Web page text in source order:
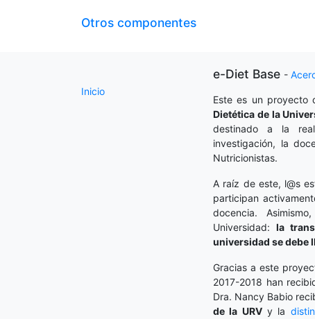
Otros componentes
Inicio
e-Diet Base -
Este es un proyecto
Dietética de la
destinado a la
investigación, la
Nutricionistas.
A raíz de este, l@s
participan
docencia.
Universidad:la
universidad se debe
Gracias a este
2017-2018 han
Dra. Nancy Babio
de la URVy la